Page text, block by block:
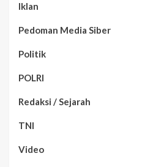
Iklan
Pedoman Media Siber
Politik
POLRI
Redaksi / Sejarah
TNI
Video